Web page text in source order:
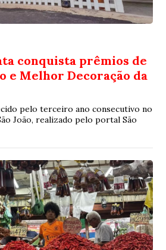
conquista prêmios de
e Melhor Decoração da
pelo terceiro ano consecutivo no
João, realizado pelo portal São